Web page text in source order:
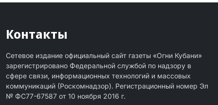
Контакты
Сетевое издание официальный сайт газеты «Огни Кубани»
зарегистрировано Федеральной службой по надзору в
сфере связи, информационных технологий и массовых
коммуникаций (Роскомнадзор). Регистрационный номер Эл
№ ФС77-67587 от 10 ноября 2016 г.